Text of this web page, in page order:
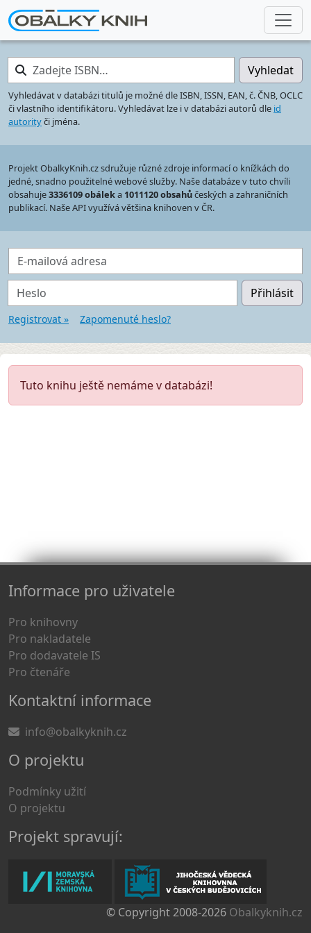
Zadejte ISBN… Vyhledat
Vyhledávat v databázi titulů je možné dle ISBN, ISSN, EAN, č. ČNB, OCLC
či vlastního identifikátoru. Vyhledávat lze i v databázi autorů dle id
autorityči jména.
Projekt ObalkyKnih.cz sdružuje různé zdroje informací o knížkách do
jedné, snadno použitelné webové služby. Naše databáze v tuto chvíli
obsahuje3336109 obáleka 1011120 obsahůčeských a zahraničních
publikací. Naše API využívá většina knihoven v ČR.
E-mailová adresa
Heslo Přihlásit
Registrovat » Zapomenuté heslo?
Tuto knihu ještě nemáme v databázi!
Informace pro uživatele
Pro knihovny
Pro nakladatele
Pro dodavatele IS
Pro čtenáře
Kontaktní informace
info@obalkyknih.cz
O projektu
Podmínky užití
O projektu
Projekt spravují:
© Copyright 2008-2026 Obalkyknih.cz